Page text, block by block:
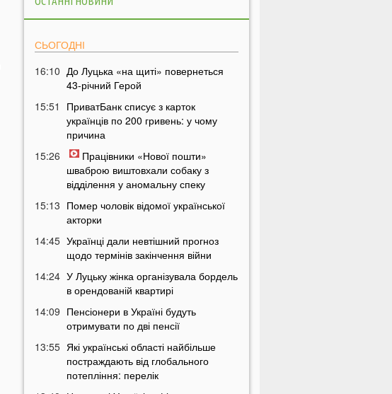
СЬОГОДНІ
16:10 До Луцька «на щиті» повернеться
43-річний Герой
15:51
ПриватБанк списує з карток
українців по 200 гривень: у чому
причина
15:26
Працівники «Нової пошти»
шваброю виштовхали собаку з
відділення у аномальну спеку
15:13 Помер чоловік відомої української
акторки
14:45 Українці дали невтішний прогноз
щодо термінів закінчення війни
14:24 У Луцьку жінка організувала бордель
в орендованій квартирі
14:09 Пенсіонери в Україні будуть
отримувати по дві пенсії
13:55 Які українські області найбільше
постраждають від глобального
потепління: перелік